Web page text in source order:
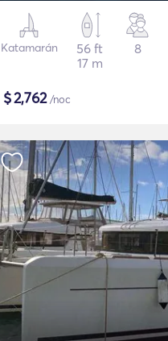
Katamarán
56 ft
17 m
8
$2,762/noc